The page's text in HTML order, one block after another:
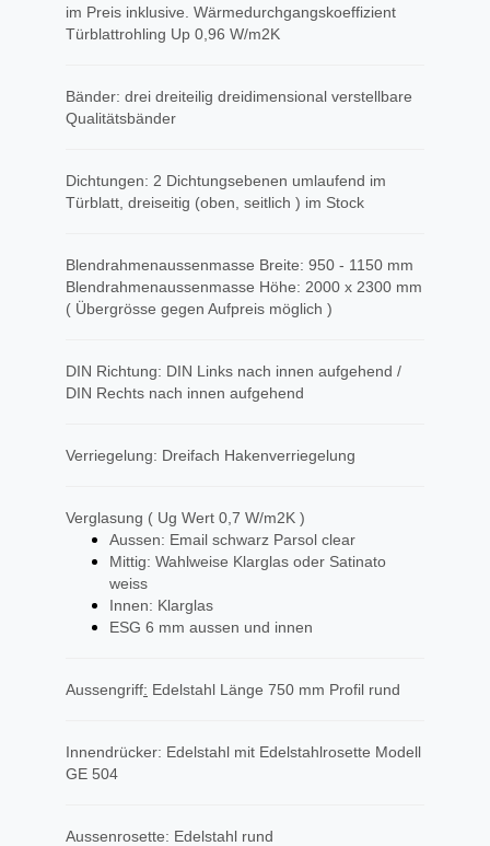
im Preis inklusive. Wärmedurchgangskoeffizient
Türblattrohling Up 0,96 W/m2K
Bänder: drei dreiteilig dreidimensional verstellbare
Qualitätsbänder
Dichtungen: 2 Dichtungsebenen umlaufend im
Türblatt, dreiseitig (oben, seitlich ) im Stock
Blendrahmenaussenmasse Breite: 950 - 1150 mm
Blendrahmenaussenmasse Höhe: 2000 x 2300 mm
( Übergrösse gegen Aufpreis möglich )
DIN Richtung: DIN Links nach innen aufgehend /
DIN Rechts nach innen aufgehend
Verriegelung: Dreifach Hakenverriegelung
Verglasung ( Ug Wert 0,7 W/m2K )
Aussen: Email schwarz Parsol clear
Mittig: Wahlweise Klarglas oder Satinato
weiss
Innen: Klarglas
ESG 6 mm aussen und innen
Aussengriff​: Edelstahl Länge 750 mm Profil rund
Innendrücker: Edelstahl mit Edelstahlrosette Modell
GE 504
Aussenrosette: Edelstahl rund